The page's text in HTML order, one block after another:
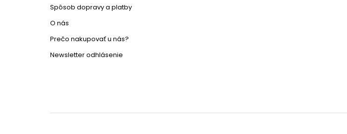
Spôsob dopravy a platby
O nás
Prečo nakupovať u nás?
Newsletter odhlásenie